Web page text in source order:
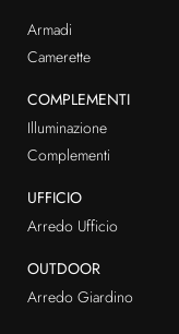
Armadi
Camerette
COMPLEMENTI
Illuminazione
Complementi
UFFICIO
Arredo Ufficio
OUTDOOR
Arredo Giardino